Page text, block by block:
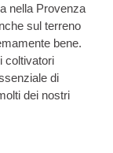
nella Provenza
sul terreno
bene.
coltivatori
di
dei nostri